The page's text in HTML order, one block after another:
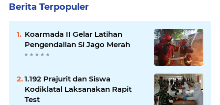
Berita Terpopuler
Koarmada II Gelar Latihan
Pengendalian Si Jago Merah
1.192 Prajurit dan Siswa
Kodiklatal Laksanakan Rapit
Test